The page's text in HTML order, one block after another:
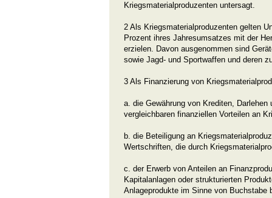
Kriegsmaterialproduzenten untersagt.
2 Als Kriegsmaterialproduzenten gelten
Prozent ihres Jahresumsatzes mit der
erzielen. Davon ausgenommen sind
sowie Jagd- und Sportwaffen und deren
3 Als Finanzierung von
a. die Gewährung von Krediten, Darlehen
vergleichbaren finanziellen Vorteilen an
b. die Beteiligung an
Wertschriften, die durch
c. der Erwerb von Anteilen an
Kapitalanlagen oder strukturierten
Anlageprodukte im Sinne von Buchstabe